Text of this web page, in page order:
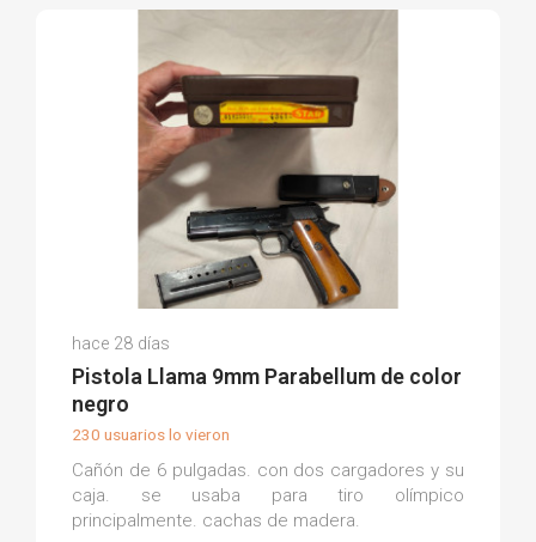
Dani G.
(0)
hace 28 días
Pistola Llama 9mm Parabellum de color
negro
230 usuarios lo vieron
Cañón de 6 pulgadas. con dos cargadores y su
caja. se usaba para tiro olímpico
principalmente. cachas de madera.